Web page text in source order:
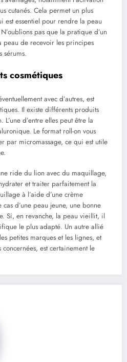
cutanés. Cela permet un plus
est essentiel pour rendre la peau
pas que la pratique d’un
peau de recevoir les principes
sérums.
cosmétiques
avec d’autres, est
Il existe différents produits
d’entre elles peut être la
Le format roll-on vous
par micromassage, ce qui est utile
ride du lion avec du maquillage,
et traiter parfaitement la
à l’aide d’une crème
d’une peau jeune, une bonne
Si, en revanche, la peau vieillit, il
le plus adapté. Un autre allié
petites marques et les lignes, et
est certainement le